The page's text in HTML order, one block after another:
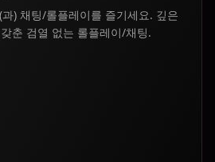
) 채팅/롤플레이를 즐기세요. 깊은
춘 검열 없는 롤플레이/채팅.